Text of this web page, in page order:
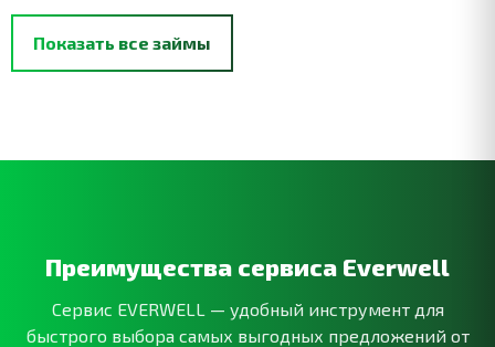
Показать все займы
Преимущества сервиса Everwell
Сервис EVERWELL — удобный инструмент для
быстрого выбора самых выгодных предложений от